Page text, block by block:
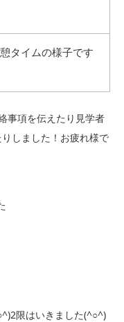
タイムの様子です
項を伝えたり見学者
しました！お疲れ様で
限はいきました(^○^)